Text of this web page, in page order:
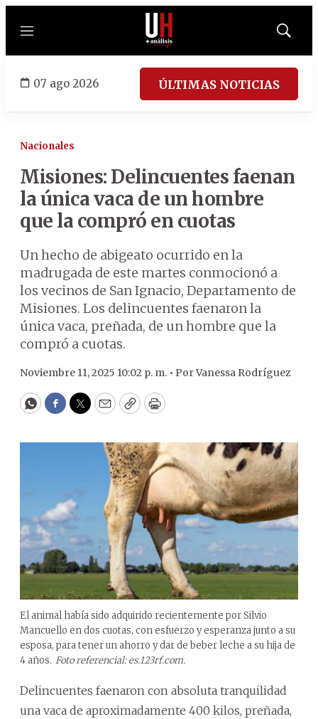
Menú
Mostrar
07 ago 2026 ÚLTIMAS NOTICIAS
Nacionales
Misiones: Delincuentes faenan
la única vaca de un hombre
que la compró en cuotas
Un hecho de abigeato ocurrido en la
madrugada de este martes conmocionó a
los vecinos de San Ignacio, Departamento de
Misiones. Los delincuentes faenaron la
única vaca, preñada, de un hombre que la
compró a cuotas.
Noviembre 11, 2025 10:02 p. m. • PorVanessa Rodríguez
WhatsApp
Facebook
Twitter
EmailCopyPrint
El animal había sido adquirido recientemente por Silvio
Mancuello en dos cuotas, con esfuerzo y esperanza junto a su
esposa, para tener un ahorro y dar de beber leche a su hija de
4 años. Foto referencial: es.123rf.com.
Delincuentes faenaron con absoluta tranquilidad
una vaca de aproximadamente 400 kilos, preñada,